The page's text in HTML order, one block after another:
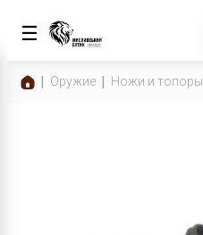
☰
Оружие Ножи и топоры